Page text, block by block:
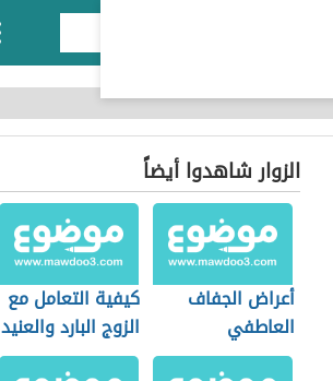
الزوار شاهدوا أيضاً
أعراض الجفاف
العاطفي
كيفية التعامل مع
الزوج البارد والعنيد